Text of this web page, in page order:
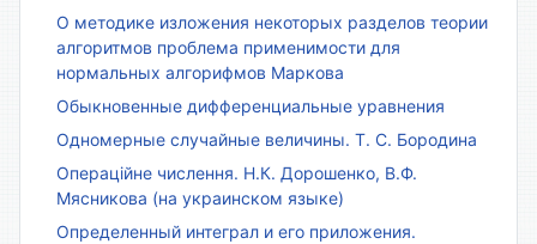
О методике изложения некоторых разделов теории
алгоритмов проблема применимости для
нормальных алгорифмов Маркова
Обыкновенные дифференциальные уравнения
Одномерные случайные величины. Т. С. Бородина
Операційне числення. Н.К. Дорошенко, В.Ф.
Мясникова (на украинском языке)
Определенный интеграл и его приложения.